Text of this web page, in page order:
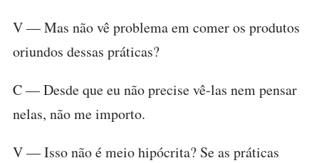
V — Mas não vê problema em comer os produtos
oriundos dessas práticas?
C — Desde que eu não precise vê-las nem pensar
nelas, não me importo.
V — Isso não é meio hipócrita? Se as práticas